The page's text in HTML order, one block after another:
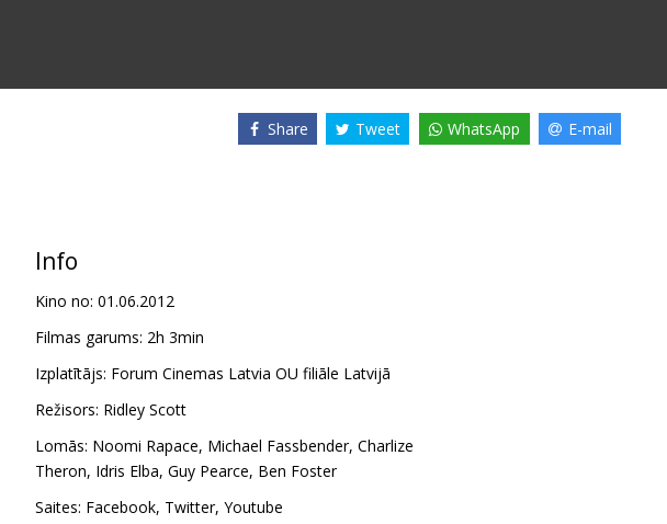
Share Tweet WhatsApp E-mail
Info
Kino no: 01.06.2012
Filmas garums: 2h 3min
Izplatītājs: Forum Cinemas Latvia OU filiāle Latvijā
Režisors: Ridley Scott
Lomās: Noomi Rapace, Michael Fassbender, Charlize
Theron, Idris Elba, Guy Pearce, Ben Foster
Saites: Facebook, Twitter, Youtube